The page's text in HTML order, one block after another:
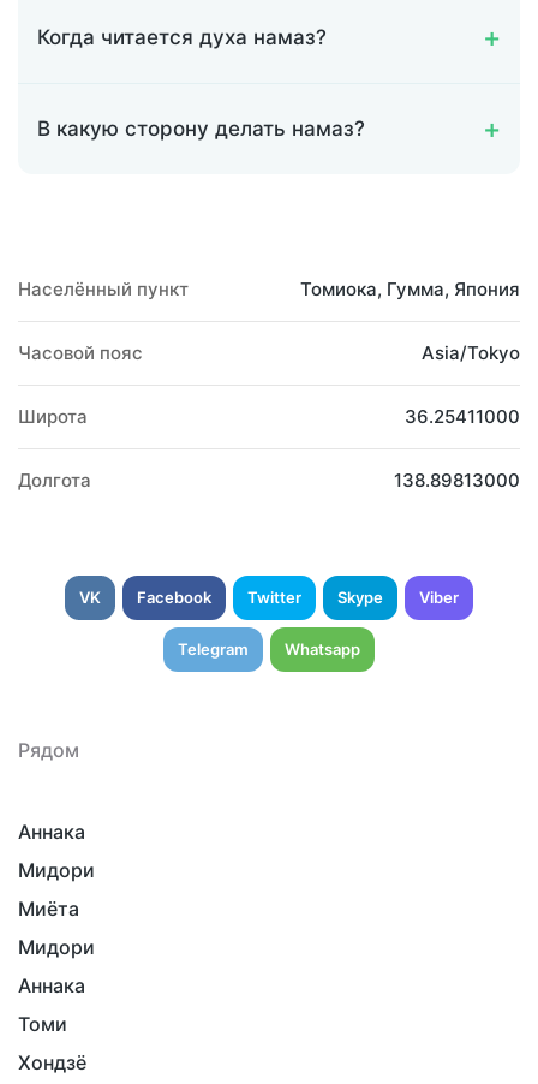
Когда читается духа намаз?
В какую сторону делать намаз?
Населённый пункт Томиока, Гумма, Япония
Часовой пояс Asia/Tokyo
Широта 36.25411000
Долгота 138.89813000
VK Facebook Twitter Skype Viber
Telegram Whatsapp
Рядом
Аннака
Мидори
Миёта
Мидори
Аннака
Томи
Хондзё